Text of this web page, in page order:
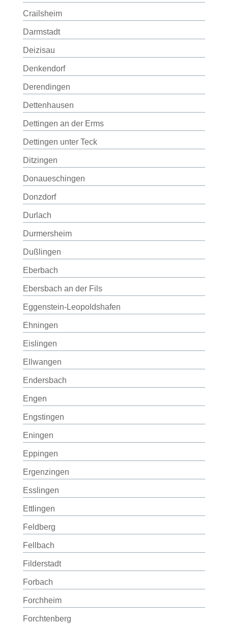
Crailsheim
Darmstadt
Deizisau
Denkendorf
Derendingen
Dettenhausen
Dettingen an der Erms
Dettingen unter Teck
Ditzingen
Donaueschingen
Donzdorf
Durlach
Durmersheim
Dußlingen
Eberbach
Ebersbach an der Fils
Eggenstein-Leopoldshafen
Ehningen
Eislingen
Ellwangen
Endersbach
Engen
Engstingen
Eningen
Eppingen
Ergenzingen
Esslingen
Ettlingen
Feldberg
Fellbach
Filderstadt
Forbach
Forchheim
Forchtenberg